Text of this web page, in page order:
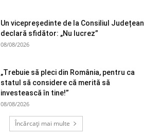
Un vicepreședinte de la Consiliul Județean
declară sfidător: „Nu lucrez”
08/08/2026
„Trebuie să pleci din România, pentru ca
statul să considere că merită să
investească în tine!”
08/08/2026
Încărcați mai multe